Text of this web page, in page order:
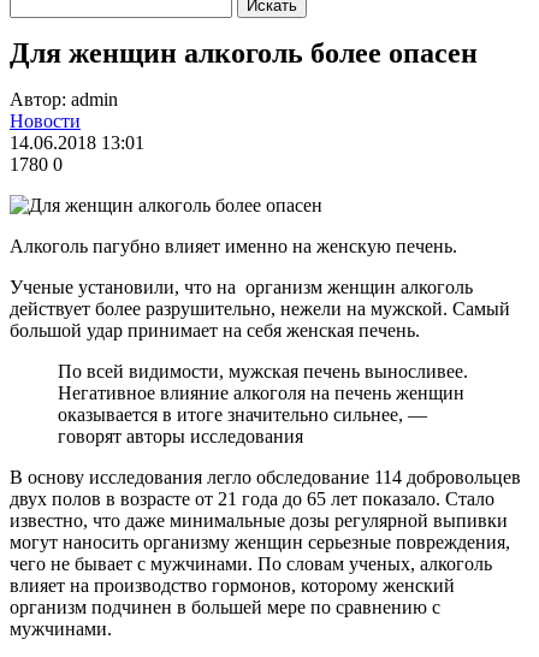
Для женщин алкоголь более опасен
Автор: admin
Новости
14.06.2018 13:01
1780 0
Алкоголь пагубно влияет именно на женскую печень.
Ученые установили, что на организм женщин алкоголь
действует более разрушительно, нежели на мужской. Самый
большой удар принимает на себя женская печень.
По всей видимости, мужская печень выносливее.
Негативное влияние алкоголя на печень женщин
оказывается в итоге значительно сильнее, —
говорят авторы исследования
В основу исследования легло обследование 114 добровольцев
двух полов в возрасте от 21 года до 65 лет показало. Стало
известно, что даже минимальные дозы регулярной выпивки
могут наносить организму женщин серьезные повреждения,
чего не бывает с мужчинами. По словам ученых, алкоголь
влияет на производство гормонов, которому женский
организм подчинен в большей мере по сравнению с
мужчинами.